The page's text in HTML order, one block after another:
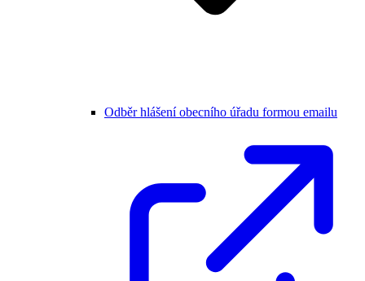
Odběr hlášení obecního úřadu formou emailu